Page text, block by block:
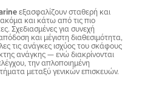
εξασφαλίζουν σταθερή και
και κάτω από τις πιο
Σχεδιασμένες για συνεχή
και μέγιστη διαθεσιμότητα,
τις ανάγκες ισχύος του σκάφους
ανάγκης — ενώ διακρίνονται
την απλοποιημένη
μεταξύ γενικών επισκευών.